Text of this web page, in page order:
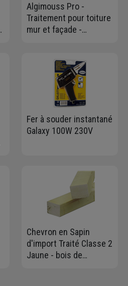
Algimouss Pro -
Traitement pour toiture
mur et façade -
l'emploi - Bidon de 30
Fer à souder instantané
Galaxy 100W 230V
Chevron en Sapin
d'import Traité Classe 2
Jaune - bois de